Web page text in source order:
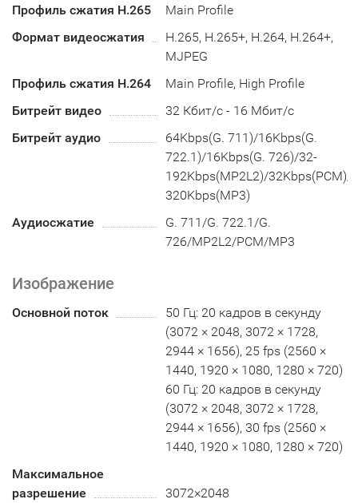
Профиль сжатия H.265
Main Profile
Формат видеосжатия
H.265, H.265+, H.264, H.264+,
MJPEG
Профиль сжатия H.264
Main Profile, High Profile
Битрейт видео
32 Кбит/с - 16 Мбит/с
Битрейт аудио
64Kbps(G. 711)/16Kbps(G.
722.1)/16Kbps(G. 726)/32-
192Kbps(MP2L2)/32Kbps(PCM)/
320Kbps(MP3)
Аудиосжатие
G. 711/G. 722.1/G.
726/MP2L2/PCM/MP3
Изображение
Основной поток
50 Гц: 20 кадров в секунду
(3072 × 2048, 3072 × 1728,
2944 × 1656), 25 fps (2560 ×
1440, 1920 × 1080, 1280 × 720)
60 Гц: 20 кадров в секунду
(3072 × 2048, 3072 × 1728,
2944 × 1656), 30 fps (2560 ×
1440, 1920 × 1080, 1280 × 720)
Максимальное
разрешение
3072×2048